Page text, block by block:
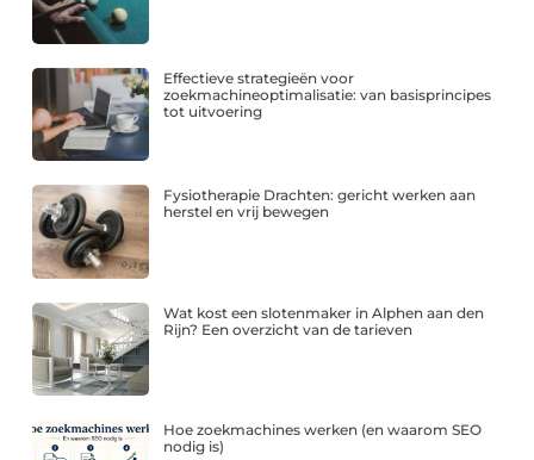
Effectieve strategieën voor
zoekmachineoptimalisatie: van basisprincipes
tot uitvoering
Fysiotherapie Drachten: gericht werken aan
herstel en vrij bewegen
Wat kost een slotenmaker in Alphen aan den
Rijn? Een overzicht van de tarieven
Hoe zoekmachines werken (en waarom SEO
nodig is)